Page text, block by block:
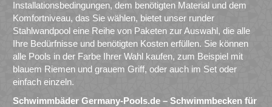
Installationsbedingungen, dem benötigten Material und dem
Komfortniveau, das Sie wählen, bietet unser runder
Stahlwandpool eine Reihe von Paketen zur Auswahl, die alle
Ihre Bedürfnisse und benötigten Kosten erfüllen. Sie können
alle Pools in der Farbe Ihrer Wahl kaufen, zum Beispiel mit
blauem Riemen und grauem Griff, oder auch im Set oder
einfach einzeln.
Schwimmbäder Germany-Pools.de – Schwimmbecken für